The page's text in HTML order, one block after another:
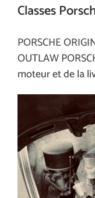
Classes
PORSCHE
OUTLAW
moteur et de la